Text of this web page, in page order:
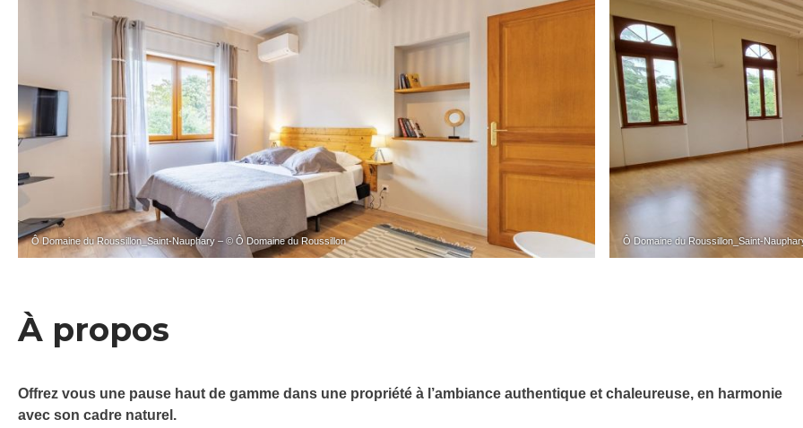
Ô Domaine du Roussillon_Saint-Nauphary – © Ô Domaine du Roussillon Ô Domaine du Roussillon_Saint-
À propos
Offrez vous une pause haut de gamme dans une propriété à l’ambiance authentique et chaleureuse, en harmonie
avec son cadre naturel.